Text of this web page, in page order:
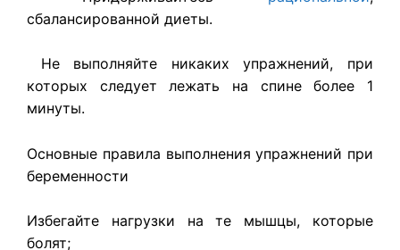
сбалансированной диеты.
Не выполняйте никаких упражнений, при
которых следует лежать на спине более 1
минуты.
Основные правила выполнения упражнений при
беременности
Избегайте нагрузки на те мышцы, которые
болят;